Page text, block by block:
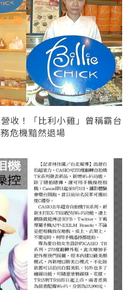
收！「比利小雞」曾稱霸台
危機黯然退場